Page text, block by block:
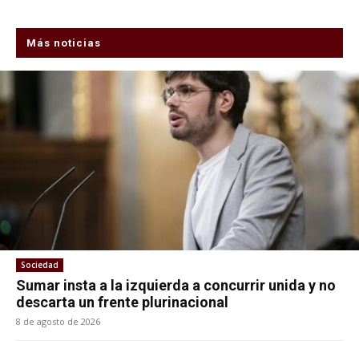
Más noticias
Sociedad
Sumar insta a la izquierda a concurrir unida y no
descarta un frente plurinacional
8 de agosto de 2026